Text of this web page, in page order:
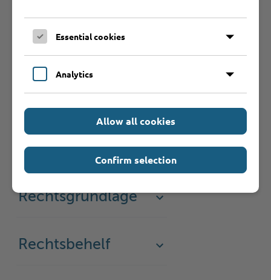
anderen Staaten erteilt werden.
Welche Fristen
muss ich
beachten?
Rechtsgrundlage
Rechtsbehelf
Essential cookies
Analytics
Allow all cookies
Confirm selection